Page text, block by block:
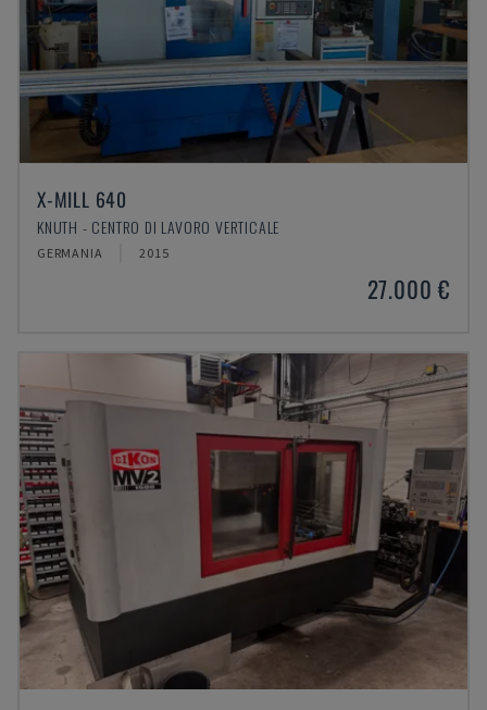
X-MILL 640
KNUTH - CENTRO DI LAVORO VERTICALE
GERMANIA 2015
27.000 €